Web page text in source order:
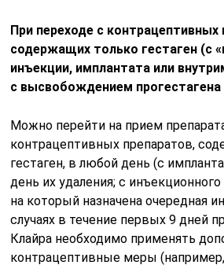
При переходе с контрацептивных
содержащих только гестаген (с
инъекции, имплантата или
с высвобождением
Можно перейти на прием
контрацептивных препаратов,
гестаген, в любой день (с
день их удаления; с
на который назначена очередная
случаях в течение первых 9 дней
Клайра необходимо применять
контрацептивные меры